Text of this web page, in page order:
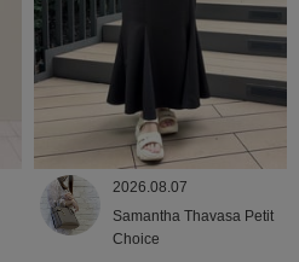
2026.08.07
Samantha Thavasa Petit
Choice